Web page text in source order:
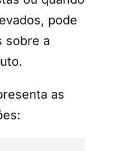
pode
sobre a
as